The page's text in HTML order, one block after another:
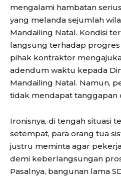
mengalami hambatan
yang melanda sejumlah
Mandailing Natal. Kondisi
langsung terhadap
pihak kontraktor
adendum waktu kepada
Mandailing Natal. Namun,
tidak mendapat tanggapan
Ironisnya, di tengah situasi
setempat, para orang tua
justru meminta agar
demi keberlangsungan
Pasalnya, bangunan lama